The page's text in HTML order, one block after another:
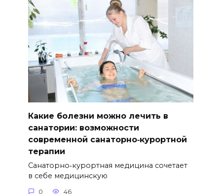
Какие болезни можно лечить в
санатории: возможности
современной санаторно‑курортной
терапии
Санаторно‑курортная медицина сочетает
в себе медицинскую
0 46